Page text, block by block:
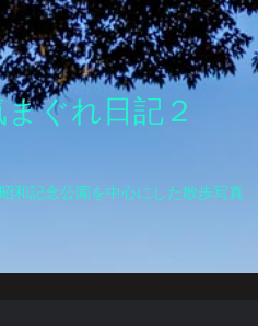
ぐれ日記２
和記念公園を中心にした散歩写真